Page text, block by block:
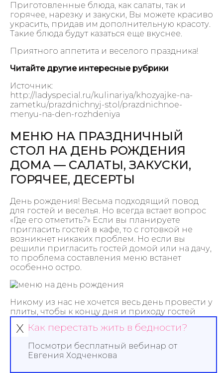
Приготовленные блюда, как салаты, так и
горячее, нарезку и закуски, Вы можете красиво
украсить, придав им дополнительную красоту.
Такие блюда будут казаться еще вкуснее.
Приятного аппетита и веселого праздника!
Читайте другие интересные рубрики
Источник:
http://ladyspecial.ru/kulinariya/khozyajke-na-
zametku/prazdnichnyj-stol/prazdnichnoe-
menyu-na-den-rozhdeniya
МЕНЮ НА ПРАЗДНИЧНЫЙ
СТОЛ НА ДЕНЬ РОЖДЕНИЯ
ДОМА — САЛАТЫ, ЗАКУСКИ,
ГОРЯЧЕЕ, ДЕСЕРТЫ
День рождения! Весьма подходящий повод
для гостей и веселья. Но всегда встает вопрос
«Где его отметить?» Если вы планируете
пригласить гостей в кафе, то с готовкой не
возникнет никаких проблем. Но если вы
решили пригласить гостей домой или на дачу,
то проблема составления меню встанет
особенно остро.
Никому из нас не хочется весь день провести у
плиты, чтобы к концу дня и приходу гостей
быть похожим на выжатый лимон. Значит, к
меню на день рождения подходим со всей
ответственностью. Во-первых, блюда должны
готовиться быстро и достаточно просто. Во-
вторых, продукты должны быть
х Как перестать жить в бедности?
Посмотри бесплатный вебинар от
Евгения Ходченкова